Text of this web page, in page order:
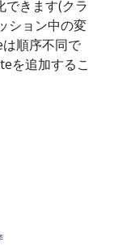
できます(クラ
ション中の変
順序不同で
を追加するこ